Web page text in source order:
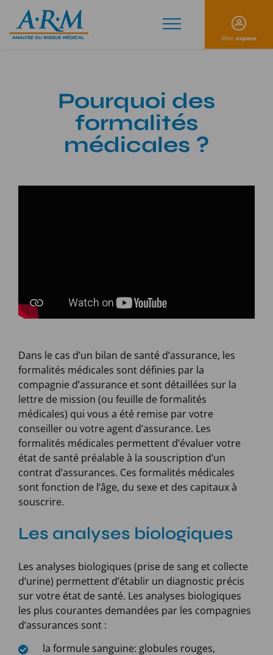
Mon espace
Pourquoi des
formalités
médicales ?
Dans le cas d’un bilan de santé d’assurance, les
formalités médicales sont définies par la
compagnie d’assurance et sont détaillées sur la
lettre de mission (ou feuille de formalités
médicales) qui vous a été remise par votre
conseiller ou votre agent d’assurance. Les
formalités médicales permettent d’évaluer votre
état de santé préalable à la souscription d’un
contrat d’assurances. Ces formalités médicales
sont fonction de l’âge, du sexe et des capitaux à
souscrire.
Les analyses biologiques
Les analyses biologiques (prise de sang et collecte
d’urine) permettent d’établir un diagnostic précis
sur votre état de santé. Les analyses biologiques
les plus courantes demandées par les compagnies
d’assurances sont :
la formule sanguine: globules rouges,